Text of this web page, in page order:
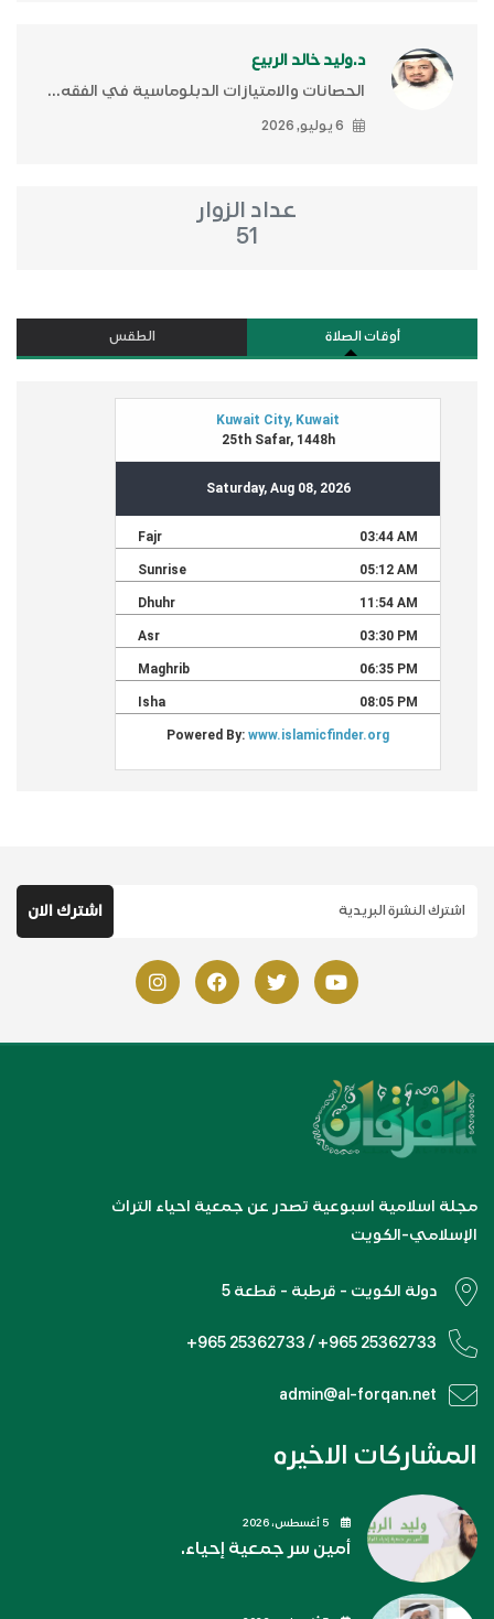
د.وليد خالد الربيع
الحصانات والامتيازات الدبلوماسية في الفقه...
6 يوليو, 2026
عداد الزوار
51
أوقات الصلاة الطقس
مجلة اسلامية اسبوعية تصدر عن جمعية احياء التراث
الإسلامي-الكويت
دولة الكويت - قرطبة - قطعة 5
+965 25362733 / +965 25362733
admin@al-forqan.net
المشاركات الاخيره
أمين سر جمعية إحياء.